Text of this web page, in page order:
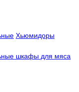
Хьюмидоры
шкафы для мяса